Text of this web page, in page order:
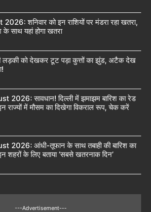
शनिवार को इन राशियों पर मंडरा रहा खतरा,
साथ यहां होगा खतरा
को देखकर टूट पड़ा कुत्तों का झुंड, अटैक देख
2026: सावधान! दिल्ली में झमाझम बारिश का रेड
राज्यों में मौसम का दिखेगा विकराल रूप, चेक करें
2026: आंधी-तूफान के साथ तबाही की बारिश का
शहरों के लिए बताया ‘सबसे खतरनाक दिन’
---Advertisement---